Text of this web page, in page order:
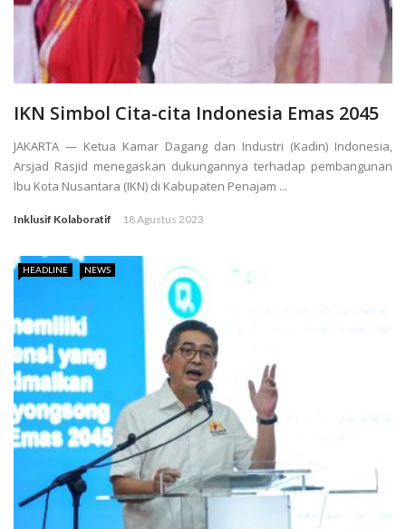
IKN Simbol Cita-cita Indonesia Emas 2045
JAKARTA — Ketua Kamar Dagang dan Industri (Kadin) Indonesia,
Arsjad Rasjid menegaskan dukungannya terhadap pembangunan
Ibu Kota Nusantara (IKN) di Kabupaten Penajam ...
Inklusif Kolaboratif 18 Agustus 2023
HEADLINE NEWS